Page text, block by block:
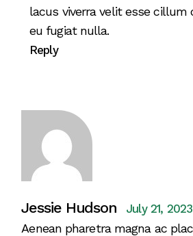
lacus viverra velit esse cillum
eu fugiat nulla.
Reply
Jessie Hudson July 21, 2023
Aenean pharetra magna ac